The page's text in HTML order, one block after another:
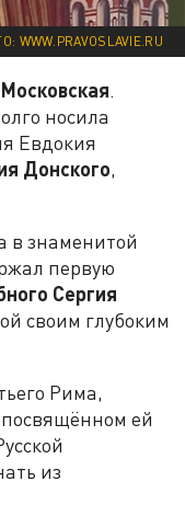
WWW.PRAVOSLAVIE.RU
.
носила
Евдокия
Донского,
в знаменитой
первую
Сергия
своим глубоким
Рима,
ей
из